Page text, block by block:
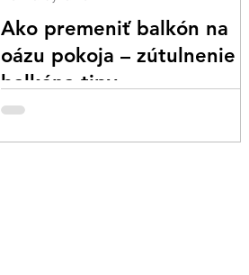
Ako premeniť balkón na
oázu pokoja – zútulnenie
balkóna tipy